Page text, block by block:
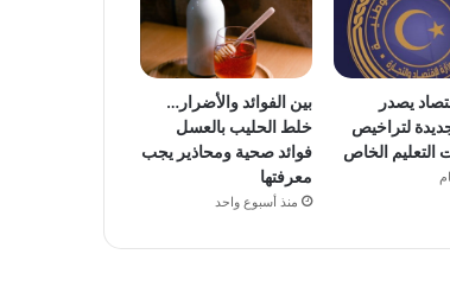
يصدر
لتراخيص
الخاص
بين الفوائد والأضرار…
خلط الحليب بالعسل
فوائد صحية ومحاذير يجب
معرفتها
منذ أسبوع واحد